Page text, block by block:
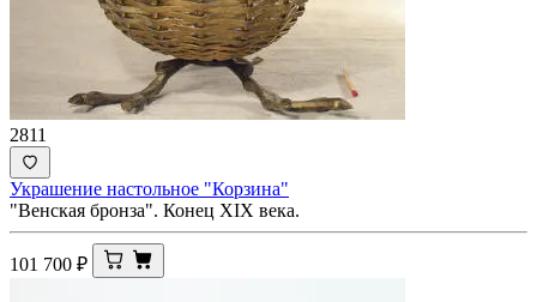
2811
Украшение настольное "Корзина"
"Венская бронза". Конец XIX века.
101 700 ₽